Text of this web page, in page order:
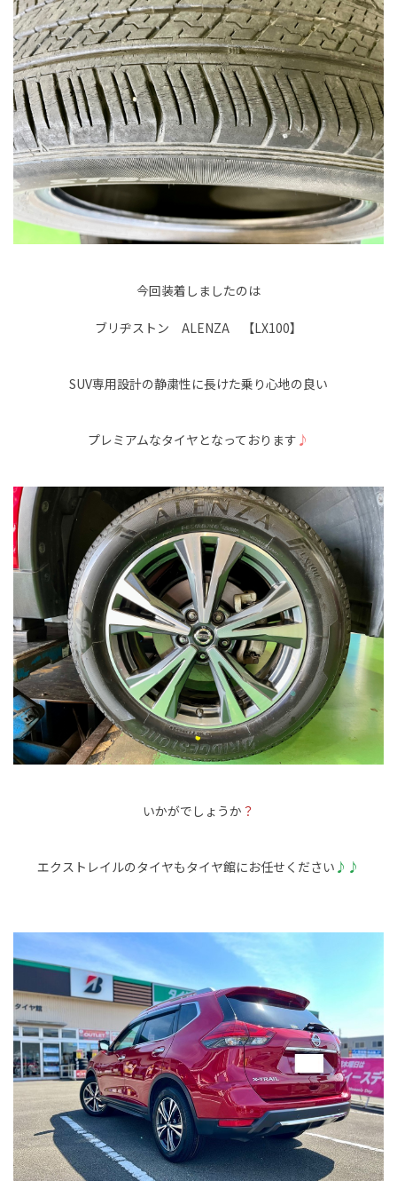
今回装着しましたのは
ブリヂストン ALENZA 【LX100】
SUV専用設計の静粛性に長けた乗り心地の良い
プレミアムなタイヤとなっております ♪
いかがでしょうか ？
エクストレイルのタイヤもタイヤ館にお任せください ♪♪